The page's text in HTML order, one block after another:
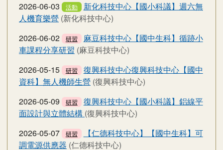
2026-06-03
活動
新化科技中心【國小科議】週六無
人機育樂營 (新化科技中心)
2026-06-02
研習
麻豆科技中心【國中生科】循跡小
車課程分享研習 (麻豆科技中心)
2026-05-15
研習
復興科技中心復興科技中心【國中
資科】無人機師生營 (復興科技中心)
2026-05-09
研習
復興科技中心【國小科議】鋁線平
面設計與立體結構 (復興科技中心)
2026-05-07
研習
【仁德科技中心】【國中生科】可
調電源供應器 (仁德科技中心)